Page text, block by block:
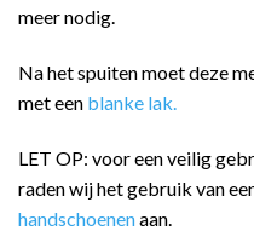
meer nodig.
Na het spuiten moet deze
met een blanke lak.
LET OP: voor een veilig
raden wij het gebruik van
handschoenenaan.